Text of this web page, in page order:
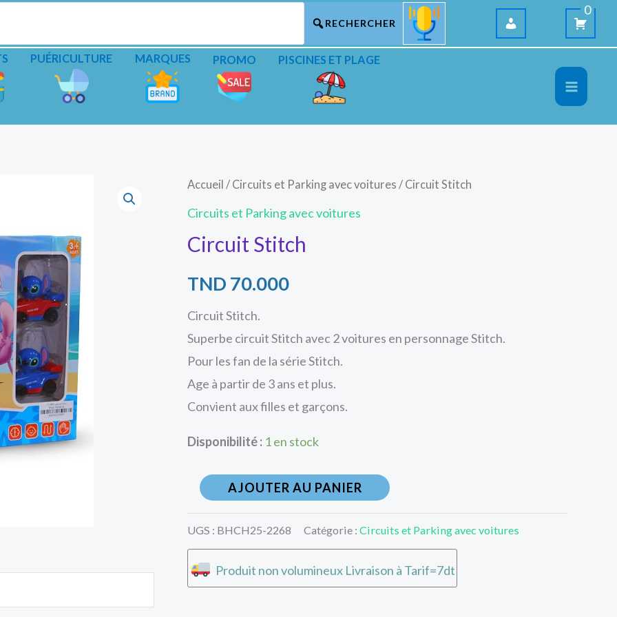
0
PUÉRICULTURE MARQUES PROMO PISCINES ET PLAGE
Accueil / Circuits et Parking avec voitures / Circuit Stitch
Circuits et Parking avec voitures
Circuit Stitch
TND 70.000
Circuit Stitch.
Superbe circuit Stitch avec 2 voitures en personnage Stitch.
Pour les fan de la série Stitch.
Age à partir de 3 ans et plus.
Convient aux filles et garçons.
Disponibilité : 1 en stock
quantité
de
Stitch
AJOUTER AU PANIER
UGS : BHCH25-2268 Catégorie : Circuits et Parking avec voitures
Produit non volumineux Livraison à Tarif=7dt